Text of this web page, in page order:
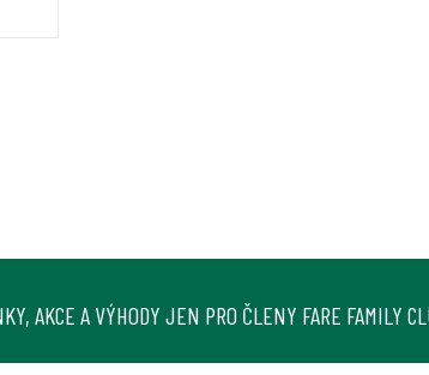
AKCE A VÝHODY JEN PRO ČLENY FARE FAMILY